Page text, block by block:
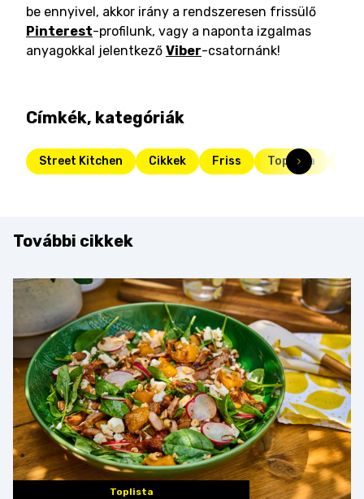
be ennyivel, akkor irány a rendszeresen frissülő
Pinterest-profilunk, vagy a naponta izgalmas
anyagokkal jelentkező Viber-csatornánk!
Címkék, kategóriák
Street Kitchen Cikkek Friss Toplista
További cikkek
Toplista